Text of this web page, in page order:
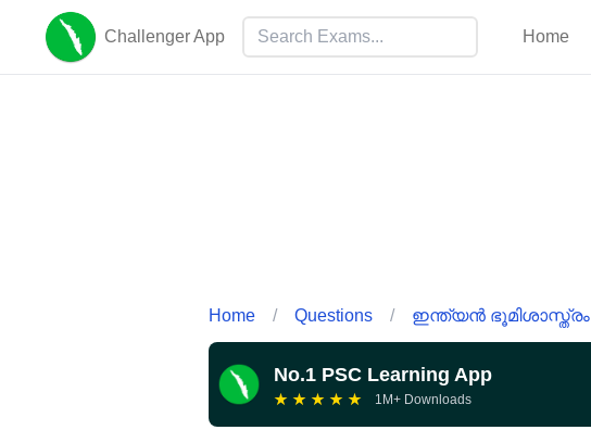
Challenger App Home
Home / Questions / ഇന്ത്യൻ ഭൂമിശാസ്ത്രം
No.1 PSC Learning App
★ ★ ★ ★ ★ 1M+ Downloads